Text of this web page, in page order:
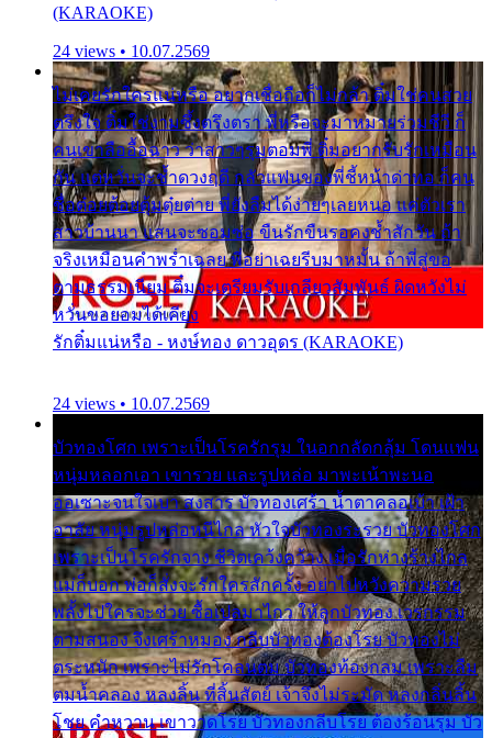
(KARAOKE)
24 views • 10.07.2569
ไม่เคยรักใครแน่หรือ อยากเชื่อถือก็ไม่กล้า ติ๋มใช่คนสวย
ตรึงใจ ติ๋มใช่งามซึ้งตรึงตรา พี่หรือจะมาหมายร่วมชีวี ก็
คนเขาลืออื้อฉาว ว่าสาวๆรุมตอมพี่ ติ๋มอยากรับรักเหมือน
กัน แต่หวั่นจะช้ำดวงฤดี กลัวแฟนของพี่ชี้หน้าด่าทอ ก็คน
ชื่อต๋อยต้อยตุ้มตุ๋ยต่าย พี่ยังลืมได้ง่ายๆเลยหนอ แค่ตัวเรา
สาวบ้านนา แสนจะซอมซ่อ ขืนรักขืนรอคงช้ำสักวัน ถ้า
จริงเหมือนคำพร่ำเฉลย พี่อย่าเฉยรีบมาหมั้น ถ้าพี่สู่ขอ
ตามธรรมเนียม ติ๋มจะเตรียมรับเกลียวสัมพันธ์ ผิดหวังไม่
หวั่นขอยอมได้เคียง
รักติ๋มแน่หรือ - หงษ์ทอง ดาวอุดร (KARAOKE)
24 views • 10.07.2569
บัวทองโศก เพราะเป็นโรครักรุม ในอกกลัดกลุ้ม โดนแฟน
หนุ่มหลอกเอา เขารวย และรูปหล่อ มาพะเน้าพะนอ
ออเซาะจนใจเบา สงสาร บัวทองเศร้า น้ำตาคลอเบ้า เฝ้า
อาลัย หนุ่มรูปหล่อหนีไกล หัวใจบัวทองระรวย บัวทองโศก
เพราะเป็นโรครักจาง ชีวิตเคว้งคว้าง เมื่อรักห่างร้างไกล
แม่ก็บอก พ่อก็สั่งจะรักใครสักครั้ง อย่าไปหวังความรวย
พลั้งไปใครจะช่วย ซื้อเปลมาไกว ให้ลูกบัวทอง เวรกรรม
ตามสนอง จึงเศร้าหมอง กลีบบัวทองต้องโรย บัวทองไม่
ตระหนัก เพราะไม่รักโคลนตม บัวทองท้องกลม เพราะลืม
ตมน้ำคลอง หลงลิ้น ที่สิ้นสัตย์ เจ้าจึงไม่ระมัด หลงกลิ่นลิ้น
โชย คำหวาน เขาวาดโรย บัวทองกลีบโรย ต้องร้อนรุม บัว